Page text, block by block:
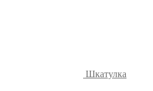
Шкатулка